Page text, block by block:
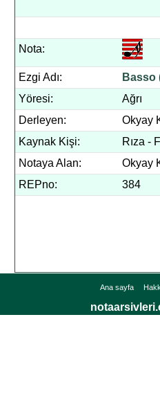
Nota:
Ezgi Adı:
Basso
Yöresi:
Ağrı
Derleyen:
Okyay
Kaynak Kişi:
Rıza -
Notaya Alan:
Okyay
REPno:
384
Ana sayfa